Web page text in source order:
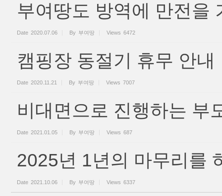
부여땅도 방역에 만전을
Date 2020.07.06 By 부여땅 Views 6472
캠핑장 동절기 휴무 안내
Date 2020.11.21 By 부여땅 Views 7007
비대면으로 진행하는 부
Date 2021.01.05 By 부여땅 Views 687
2025년 1년의 마무리를
Date 2021.10.06 By 부여땅 Views 6337